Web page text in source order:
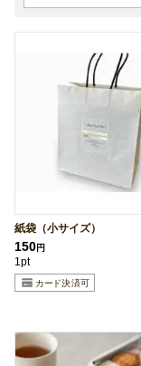
紙袋（小サイズ）
150円
1pt